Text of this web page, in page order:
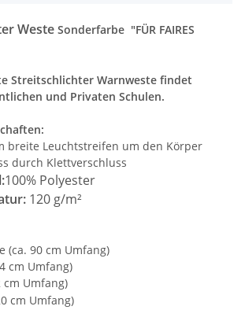
Weste Sonderfarbe "FÜR FAIRES
Streitschlichter Warnweste findet
und Privaten Schulen.
breite Leuchtstreifen um den Körper
durch Klettverschluss
100% Polyester
120 g/m²
(ca. 90 cm Umfang)
cm Umfang)
cm Umfang)
cm Umfang)